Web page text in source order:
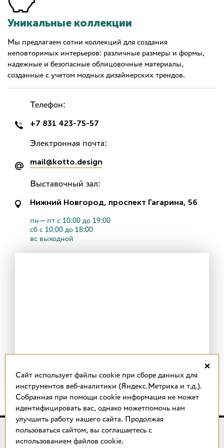
Уникальные коллекции
Мы предлагаем сотни коллекций для создания
неповторимых интерьеров: различные размеры и формы,
надежные и безопасные облицовочные материалы,
созданные с учетом модных дизайнерских трендов.
Телефон:
+7 831 423-75-57
Электронная почта:
mail@kotto.design
Выставочный зал:
Нижний Новгород, проспект Гагарина, 56
пн—пт с 10:00 до 19:00
сб с 10:00 до 18:00
вс выходной
© 2018 – 2026 КОТТО design
Магазин качественной плитки, светильников, напольных
×
Cайт использует файлы cookie при сборе данных для
инструментов веб-аналитики (Яндекс.Метрика и т.д.).
Собранная при помощи cookie информация не может
идентифицировать вас, однако можетпомочь нам
улучшить работу нашего сайта. Продолжая
пользоваться сайтом, вы соглашаетесь с
использованием файлов cookie.